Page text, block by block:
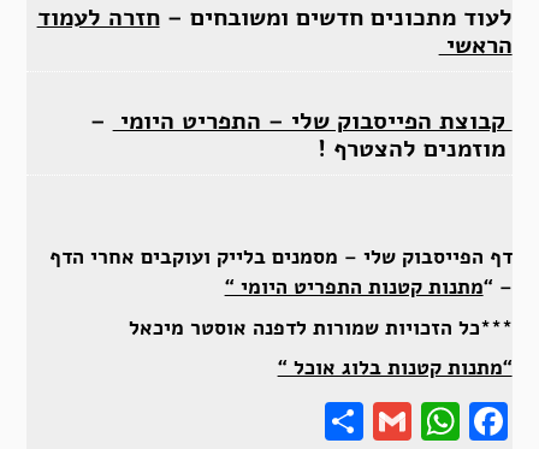
לעוד מתכונים חדשים ומשובחים –חזרה לעמוד
הראשי
קבוצת הפייסבוק שלי – התפריט היומי–
מוזמנים להצטרף !
דף הפייסבוק שלי – מסמנים בלייק ועוקבים אחרי הדף
– “מתנות קטנות התפריט היומי “
***כל הזכויות שמורות לדפנה אוסטר מיכאל
“מתנות קטנות בלוג אוכל “
Gmail
Share